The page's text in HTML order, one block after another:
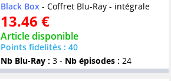
Black Box- Coffret Blu-Ray - intégrale
13.46 €
Article disponible
Points fidelités : 40
Nb Blu-Ray : 3 - Nb épisodes : 24